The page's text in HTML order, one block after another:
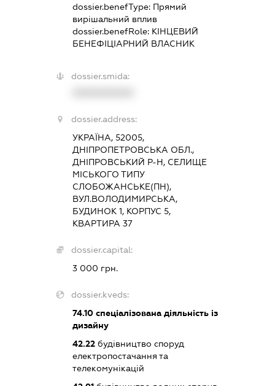
dossier.benefType: Прямий
вирішальний вплив
dossier.benefRole: КІНЦЕВИЙ
БЕНЕФІЦІАРНИЙ ВЛАСНИК
dossier.smida:
dossier.address:
УКРАЇНА, 52005,
ДНІПРОПЕТРОВСЬКА ОБЛ.,
ДНІПРОВСЬКИЙ Р-Н, СЕЛИЩЕ
МІСЬКОГО ТИПУ
СЛОБОЖАНСЬКЕ(ПН),
ВУЛ.ВОЛОДИМИРСЬКА,
БУДИНОК 1, КОРПУС 5,
КВАРТИРА 37
dossier.capital:
3 000 грн.
dossier.kveds:
74.10спеціалізована діяльність із
дизайну
42.22будівництво споруд
електропостачання та
телекомунікацій